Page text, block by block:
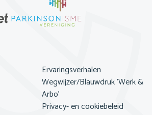
Ervaringsverhalen
Wegwijzer/Blauwdruk 'Werk &
Arbo'
Privacy- en cookiebeleid